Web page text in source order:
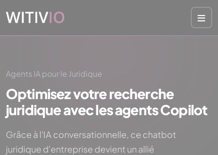
Agents IA pour le Juridique
Optimisez votre recherche
juridique avec les agents Copilot
Grâce à l'IA conversationnelle, ce chatbot
juridique d'entreprise devient un allié